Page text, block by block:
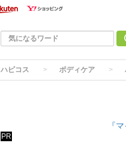
ハピコス ボディケア
『
PR